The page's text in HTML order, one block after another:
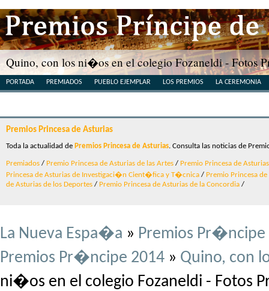
Quino, con los ni�os en el colegio Fozaneldi - Fotos
PORTADA PREMIADOS PUEBLO EJEMPLAR LOS PREMIOS LA CEREMONIA
Premios Princesa de Asturias
Toda la actualidad de Premios Princesa de Asturias. Consulta las noticias de
Premiados / Premio Princesa de Asturias de las Artes / Premio Princesa de
Princesa de Asturias de Investigaci�n Cient�fica y T�cnica / Premio Princesa
de Asturias de los Deportes / Premio Princesa de Asturias de la Concordia /
La Nueva Espa�a » Premios Pr�ncipe
Premios Pr�ncipe 2014 » Quino, con
ni�os en el colegio Fozaneldi - Fotos